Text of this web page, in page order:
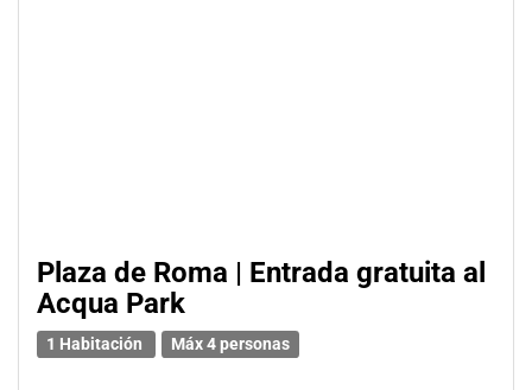
Plaza de Roma | Entrada gratuita al
Acqua Park
1 Habitación Máx 4 personas